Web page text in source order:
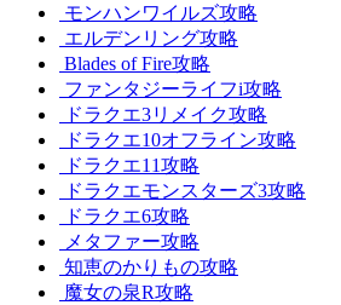
モンハンワイルズ攻略
エルデンリング攻略
Blades of Fire攻略
ファンタジーライフi攻略
ドラクエ3リメイク攻略
ドラクエ10オフライン攻略
ドラクエ11攻略
ドラクエモンスターズ3攻略
ドラクエ6攻略
メタファー攻略
知恵のかりもの攻略
魔女の泉R攻略